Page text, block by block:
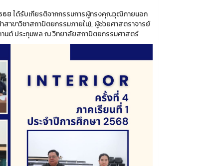
ได้รับเกียรติจากกรรมการผู้ทรงคุณวุฒิภายนอก
ขาวิชาสถาปัตยกรรมภายใน), ผู้ช่วยศาสตราจารย์
นต์ ประทุมพล ณ วิทยาลัยสถาปัตยกรรมศาสตร์